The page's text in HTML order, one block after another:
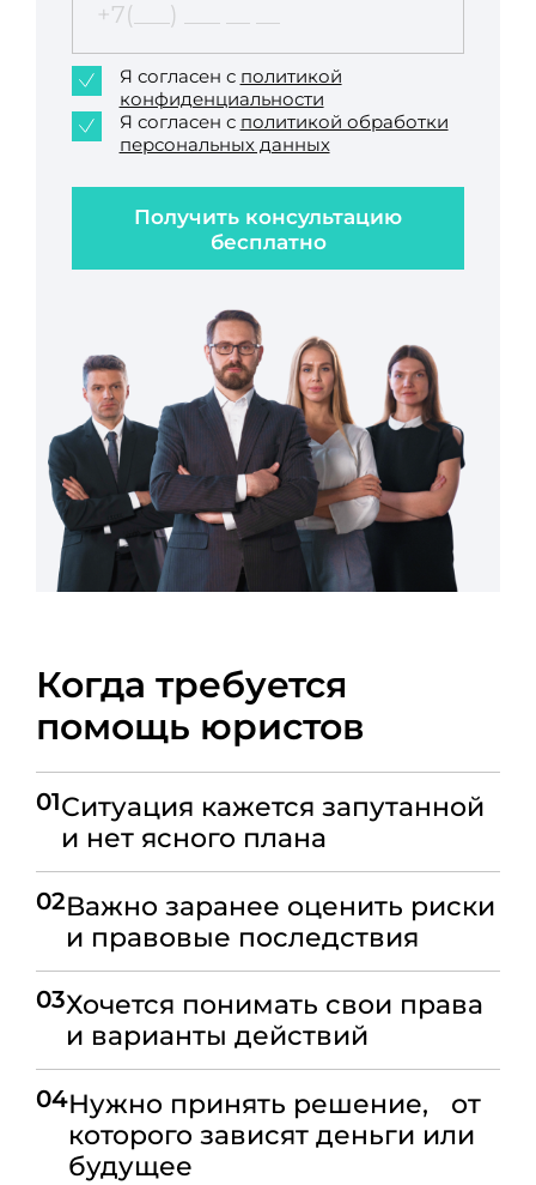
Получить консультацию
бесплатно
Я согласен с политикой
конфиденциальности
Я согласен с политикой обработки
персональных данных
Когда требуется
помощь юристов
01Ситуация кажется запутанной
и нет ясного плана
02Важно заранее оценить риски
и правовые последствия
03Хочется понимать свои права
и варианты действий
04Нужно принять решение, от
которого зависят деньги или
будущее